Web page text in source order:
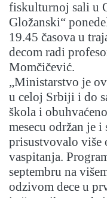
fiskulturnoj sali u
Gložanski“
19.45 časova u
decom radi
Momčičević.
„Ministarstvo je
u celoj Srbiji i do
škola i
mesecu održan je
prisustvovalo više
vaspitanja.
septembru na
odzivom dece u